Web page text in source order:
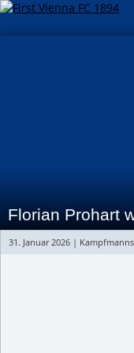
Florian Prohart
31. Januar 2026 |